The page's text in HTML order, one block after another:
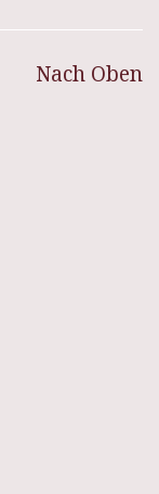
Nach Oben